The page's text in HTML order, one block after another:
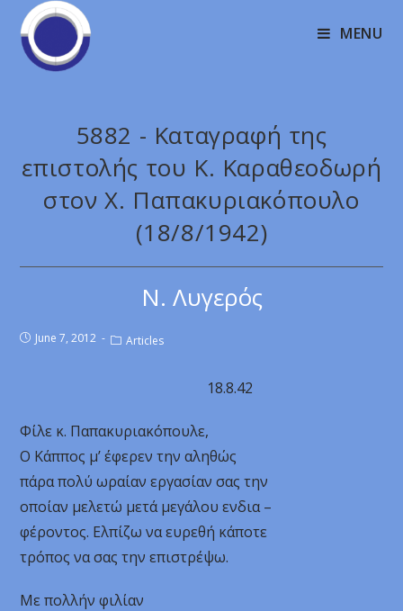
MENU
5882 - Καταγραφή της
επιστολής του Κ. Καραθεοδωρή
στον Χ. Παπακυριακόπουλο
(18/8/1942)
Ν. Λυγερός
June 7, 2012 Articles
18.8.42
Φίλε κ. Παπακυριακόπουλε,
Ο Κάππος μ’ έφερεν την αληθώς
πάρα πολύ ωραίαν εργασίαν σας την
οποίαν μελετώ μετά μεγάλου ενδια –
φέροντος. Ελπίζω να ευρεθή κάποτε
τρόπος να σας την επιστρέψω.
Με πολλήν φιλίαν